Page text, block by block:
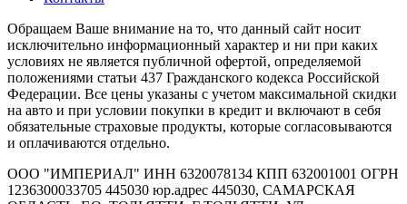
Обращаем Ваше внимание на то, что данный сайт носит
исключительно информационный характер и ни при каких
условиях не является публичной офертой, определяемой
положениями статьи 437 Гражданского кодекса Российской
Федерации. Все цены указаны с учетом максимальной скидки
на авто и при условии покупки в кредит и включают в себя
обязательные страховые продукты, которые согласовываются
и оплачиваются отдельно.
ООО "ИМПЕРИАЛ" ИНН 6320078134 КПП 632001001 ОГРН
1236300033705 445030 юр.адрес 445030, САМАРСКАЯ